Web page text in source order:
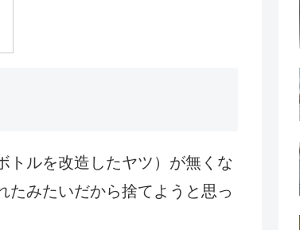
トルを改造したヤツ）が無くな
たみたいだから捨てようと思っ